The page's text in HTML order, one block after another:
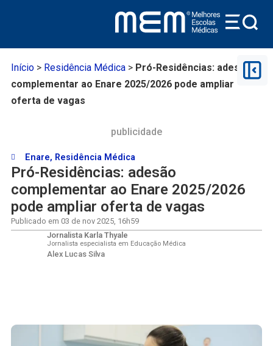
Início> Residência Médica> Pró-Residências: adesão
complementar ao Enare 2025/2026 pode ampliar
oferta de vagas
publicidade
Enare, Residência Médica
Pró-Residências: adesão
complementar ao Enare 2025/2026
pode ampliar oferta de vagas
Publicado em 03 de nov 2025, 16h59
Jornalista Karla Thyale
Jornalista especialista em Educação Médica
Alex Lucas Silva